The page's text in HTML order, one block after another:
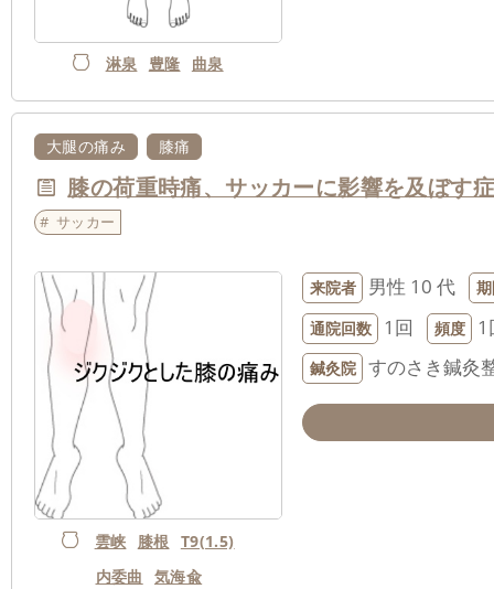
淋泉 豊隆 曲泉
大腿の痛み 膝痛
膝の荷重時痛、サッカーに影響を及ぼす
サッカー
雲峡 膝根
T9(1.5)
内委曲
気海兪
来院者 男性 10 代
通院回数
1回 頻度 1
鍼灸院 すのさき鍼灸